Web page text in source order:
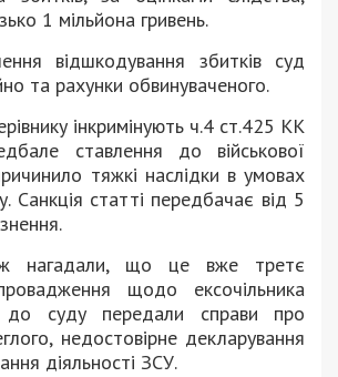
1 мільйона гривень.
відшкодування збитків суд
та рахунки обвинуваченого.
інкримінують ч.4 ст.425 КК
ставлення до військової
тяжкі наслідки в умовах
Санкція статті передбачає від 5
нагадали, що це вже третє
щодо ексочільника
суду передали справи про
недостовірне декларування
діяльності ЗСУ.